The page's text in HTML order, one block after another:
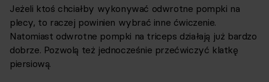
Jeżeli ktoś chciałby wykonywać odwrotne pompki na
plecy, to raczej powinien wybrać inne ćwiczenie.
Natomiast odwrotne pompki na triceps działają już bardzo
dobrze. Pozwolą też jednocześnie przećwiczyć klatkę
piersiową.